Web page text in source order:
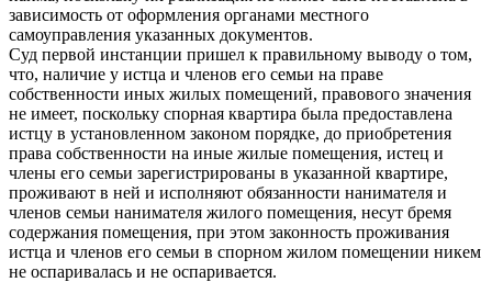
зависимость от оформления органами местного
самоуправления указанных документов.
Суд первой инстанции пришел к правильному выводу о том,
что, наличие у истца и членов его семьи на праве
собственности иных жилых помещений, правового значения
не имеет, поскольку спорная квартира была предоставлена
истцу в установленном законом порядке, до приобретения
права собственности на иные жилые помещения, истец и
члены его семьи зарегистрированы в указанной квартире,
проживают в ней и исполняют обязанности нанимателя и
членов семьи нанимателя жилого помещения, несут бремя
содержания помещения, при этом законность проживания
истца и членов его семьи в спорном жилом помещении никем
не оспаривалась и не оспаривается.